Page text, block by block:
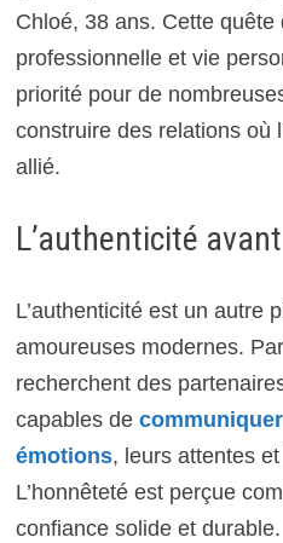
Chloé, 38 ans. Cette quête
professionnelle et vie
priorité pour de
construire des relations où
allié.
L’authenticité
L’authenticité est un autre
amoureuses modernes.
recherchent des
capables de
émotions, leurs attentes
L’honnêteté est perçue
confiance solide et durable.